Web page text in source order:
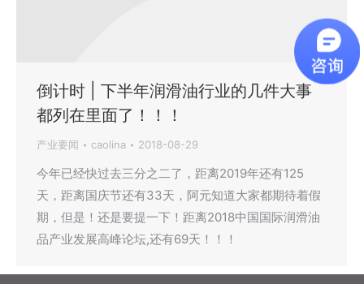
倒计时 | 下半年润滑油行业的几件大事
都列在里面了！！！
产业要闻 caolina 2018-08-29
今年已经快过去三分之二了，距离2019年还有125
天，距离国庆节还有33天，阿元知道大家都期待着假
期，但是！还是要提一下！距离2018中国国际润滑油
品产业发展高峰论坛,还有69天！！！